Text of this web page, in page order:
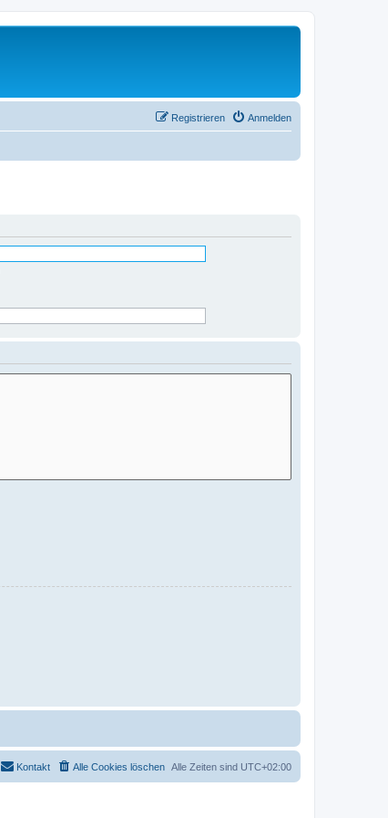
Anmelden
Registrieren
Alle Zeiten sind UTC+02:00
Alle Cookies löschen
Kontakt